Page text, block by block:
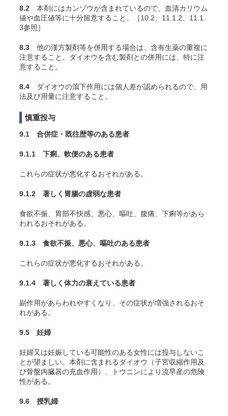
8.2 本剤にはカンゾウが含まれているので、血清カリウム
値や血圧値等に十分留意すること。［10.2、11.1.2、11.1.
3参照］
8.3 他の漢方製剤等を併用する場合は、含有生薬の重複に
注意すること。ダイオウを含む製剤との併用には、特に注
意すること。
8.4 ダイオウの瀉下作用には個人差が認められるので、用
法及び用量に注意すること。
慎重投与
9.1 合併症・既往歴等のある患者
9.1.1 下痢、軟便のある患者
これらの症状が悪化するおそれがある。
9.1.2 著しく胃腸の虚弱な患者
食欲不振、胃部不快感、悪心、嘔吐、腹痛、下痢等があら
われるおそれがある。
9.1.3 食欲不振、悪心、嘔吐のある患者
これらの症状が悪化するおそれがある。
9.1.4 著しく体力の衰えている患者
副作用があらわれやすくなり、その症状が増強されるおそ
れがある。
9.5 妊婦
妊婦又は妊娠している可能性のある女性には投与しないこ
とが望ましい。本剤に含まれるダイオウ（子宮収縮作用及
び骨盤内臓器の充血作用）、トウニンにより流早産の危険
性がある。
9.6 授乳婦